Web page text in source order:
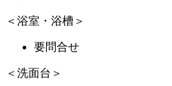
＜浴室・浴槽＞
要問合せ
＜洗面台＞